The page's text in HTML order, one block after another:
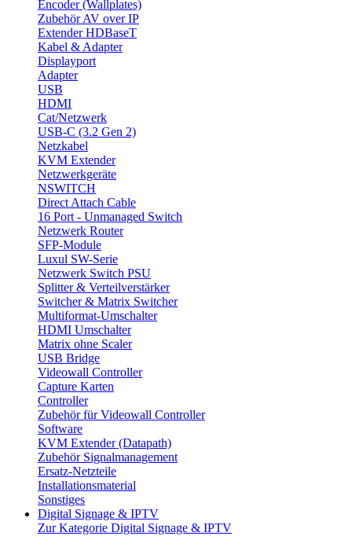
Encoder (Wallplates)
Zubehör AV over IP
Extender HDBaseT
Kabel & Adapter
Displayport
Adapter
USB
HDMI
Cat/Netzwerk
USB-C (3.2 Gen 2)
Netzkabel
KVM Extender
Netzwerkgeräte
NSWITCH
Direct Attach Cable
16 Port - Unmanaged Switch
Netzwerk Router
SFP-Module
Luxul SW-Serie
Netzwerk Switch PSU
Splitter & Verteilverstärker
Switcher & Matrix Switcher
Multiformat-Umschalter
HDMI Umschalter
Matrix ohne Scaler
USB Bridge
Videowall Controller
Capture Karten
Controller
Zubehör für Videowall Controller
Software
KVM Extender (Datapath)
Zubehör Signalmanagement
Ersatz-Netzteile
Installationsmaterial
Sonstiges
Digital Signage & IPTV
Zur Kategorie Digital Signage & IPTV